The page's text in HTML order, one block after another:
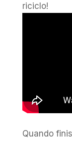
riciclo!
Quando